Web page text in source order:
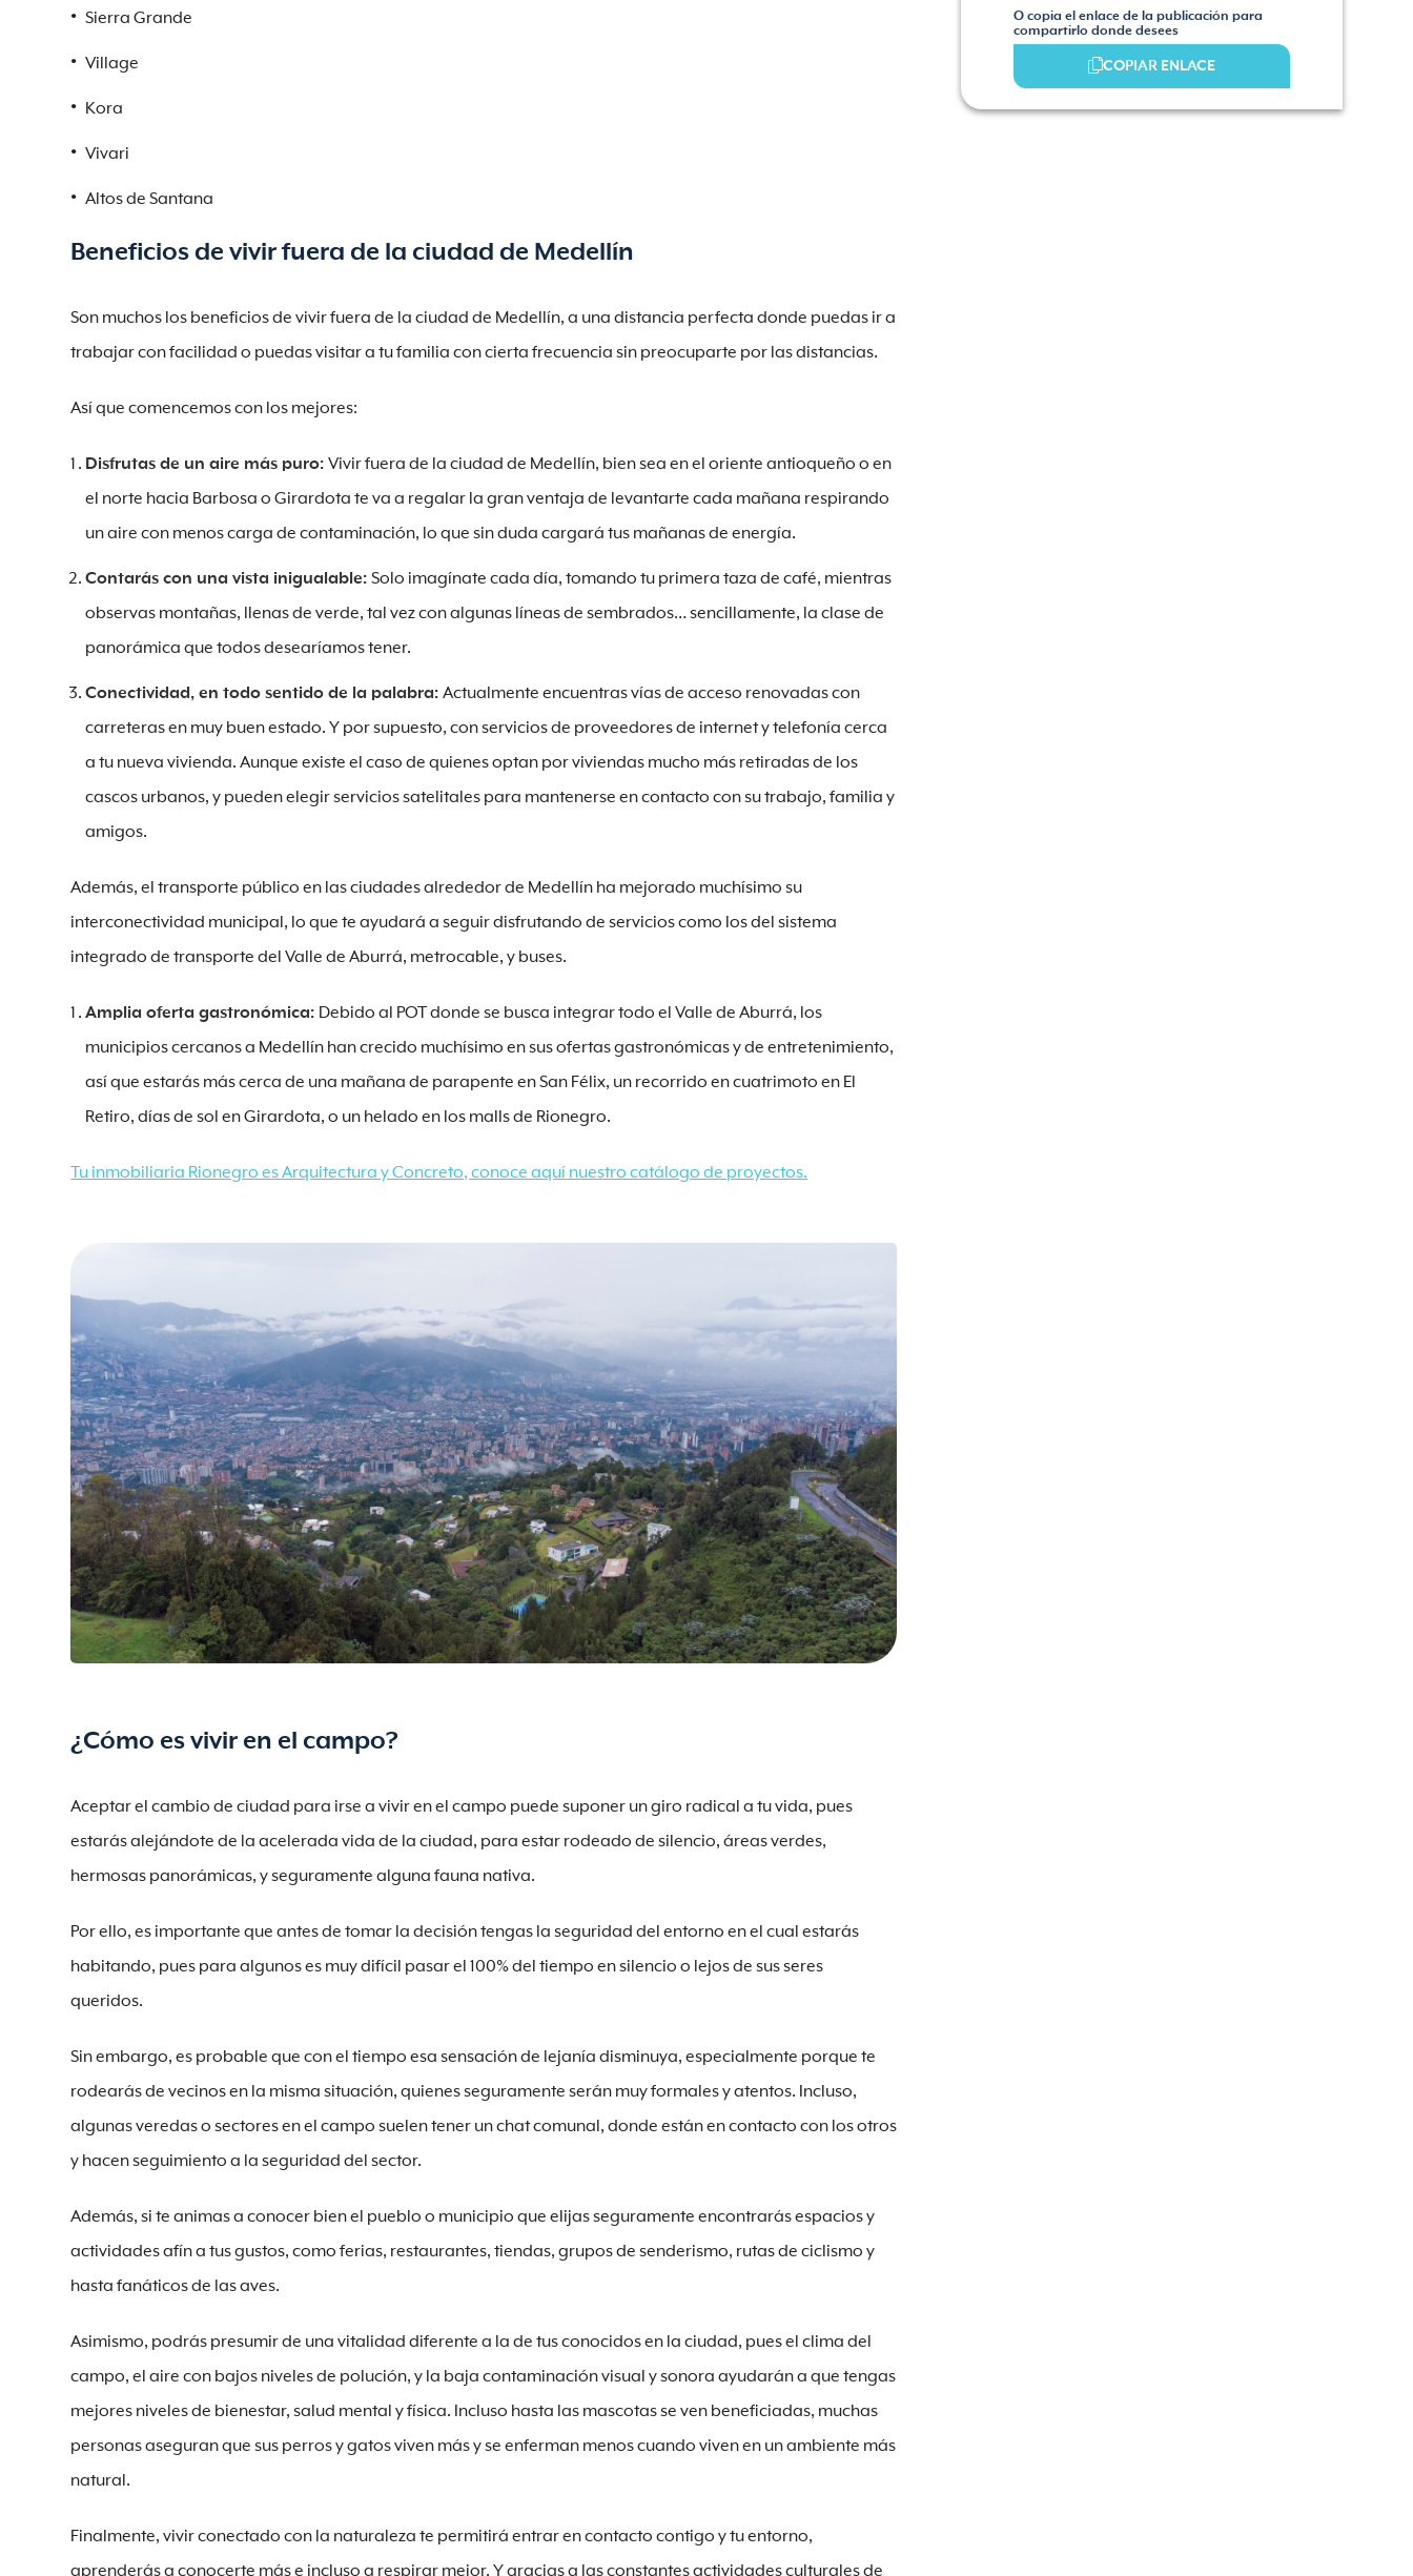
Sierra Grande
Village
Kora
Vivari
Altos de Santana
Beneficios de vivir fuera de la ciudad de Medellín
Son muchos los beneficios de vivir fuera de la ciudad de Medellín, a una distancia perfecta donde puedas ir a
trabajar con facilidad o puedas visitar a tu familia con cierta frecuencia sin preocuparte por las distancias.
Así que comencemos con los mejores:
Disfrutas de un aire más puro:Vivir fuera de la ciudad de Medellín, bien sea en el oriente antioqueño o en
el norte hacia Barbosa o Girardota te va a regalar la gran ventaja de levantarte cada mañana respirando
un aire con menos carga de contaminación, lo que sin duda cargará tus mañanas de energía.
Contarás con una vista inigualable:Solo imagínate cada día, tomando tu primera taza de café, mientras
observas montañas, llenas de verde, tal vez con algunas líneas de sembrados… sencillamente, la clase de
panorámica que todos desearíamos tener.
Conectividad, en todo sentido de la palabra:Actualmente encuentras vías de acceso renovadas con
carreteras en muy buen estado. Y por supuesto, con servicios de proveedores de internet y telefonía cerca
a tu nueva vivienda. Aunque existe el caso de quienes optan por viviendas mucho más retiradas de los
cascos urbanos, y pueden elegir servicios satelitales para mantenerse en contacto con su trabajo, familia y
amigos.
Además, el transporte público en las ciudades alrededor de Medellín ha mejorado muchísimo su
interconectividad municipal, lo que te ayudará a seguir disfrutando de servicios como los del sistema
integrado de transporte del Valle de Aburrá, metrocable, y buses.
Amplia oferta gastronómica: Debido al POT donde se busca integrar todo el Valle de Aburrá, los
municipios cercanos a Medellín han crecido muchísimo en sus ofertas gastronómicas y de entretenimiento,
así que estarás más cerca de una mañana de parapente en San Félix, un recorrido en cuatrimoto en El
Retiro, días de sol en Girardota, o un helado en los malls de Rionegro.
Tu inmobiliaria Rionegro es Arquitectura y Concreto, conoce aquí nuestro catálogo de proyectos.
¿Cómo es vivir en el campo?
Aceptar el cambio de ciudad para irse a vivir en el campo puede suponer un giro radical a tu vida, pues
estarás alejándote de la acelerada vida de la ciudad, para estar rodeado de silencio, áreas verdes,
hermosas panorámicas, y seguramente alguna fauna nativa.
Por ello, es importante que antes de tomar la decisión tengas la seguridad del entorno en el cual estarás
habitando, pues para algunos es muy difícil pasar el 100% del tiempo en silencio o lejos de sus seres
queridos.
Sin embargo, es probable que con el tiempo esa sensación de lejanía disminuya, especialmente porque te
rodearás de vecinos en la misma situación, quienes seguramente serán muy formales y atentos. Incluso,
algunas veredas o sectores en el campo suelen tener un chat comunal, donde están en contacto con los otros
y hacen seguimiento a la seguridad del sector.
Además, si te animas a conocer bien el pueblo o municipio que elijas seguramente encontrarás espacios y
actividades afín a tus gustos, como ferias, restaurantes, tiendas, grupos de senderismo, rutas de ciclismo y
hasta fanáticos de las aves.
Asimismo, podrás presumir de una vitalidad diferente a la de tus conocidos en la ciudad, pues el clima del
campo, el aire con bajos niveles de polución, y la baja contaminación visual y sonora ayudarán a que tengas
mejores niveles de bienestar, salud mental y física. Incluso hasta las mascotas se ven beneficiadas, muchas
personas aseguran que sus perros y gatos viven más y se enferman menos cuando viven en un ambiente más
natural.
Finalmente, vivir conectado con la naturaleza te permitirá entrar en contacto contigo y tu entorno,
aprenderás a conocerte más e incluso a respirar mejor. Y gracias a las constantes actividades culturales de
O copia el enlace de la publicación para
compartirlo donde desees
COPIAR ENLACE